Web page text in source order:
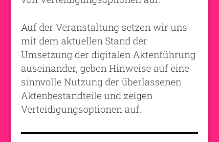
Auf der Veranstaltung setzen wir uns
mit dem aktuellen Stand der
Umsetzung der digitalen Aktenführung
auseinander, geben Hinweise auf eine
sinnvolle Nutzung der überlassenen
Aktenbestandteile und zeigen
Verteidigungsoptionen auf.